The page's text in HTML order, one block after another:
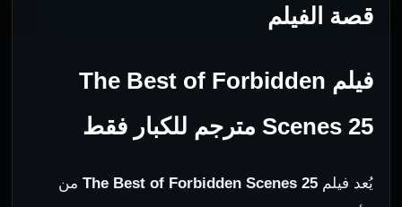
قصة الفيلم
فيلم The Best of Forbidden
Scenes 25 مترجم للكبار فقط
يُعد فيلمThe Best of Forbidden Scenes 25 من